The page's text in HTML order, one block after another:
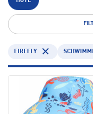
FIREFLY